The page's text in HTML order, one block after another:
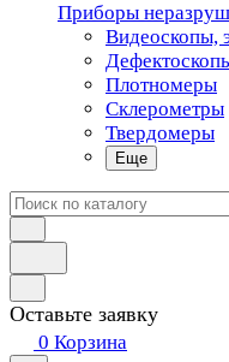
Приборы
Видеоскопы,
Плотномеры
Склерометры
Твердомеры
Еще
Оставьте заявку
0 Корзина